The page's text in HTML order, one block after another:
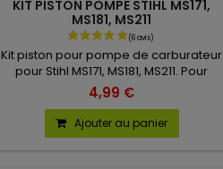
KIT PISTON POMPE STIHL MS171,
MS181, MS211
Kit piston pour pompe de carburateur
pour Stihl MS171, MS181, MS211. Pour
carburateur C1Q : S119, S120, S121, S122,
S123, S240, S241.
4,99 €
Ajouter au panier